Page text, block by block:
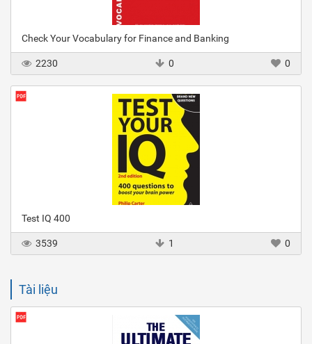
Check Your Vocabulary for Finance and Banking
2230 0 0
Test IQ 400
3539 1 0
Tài liệu